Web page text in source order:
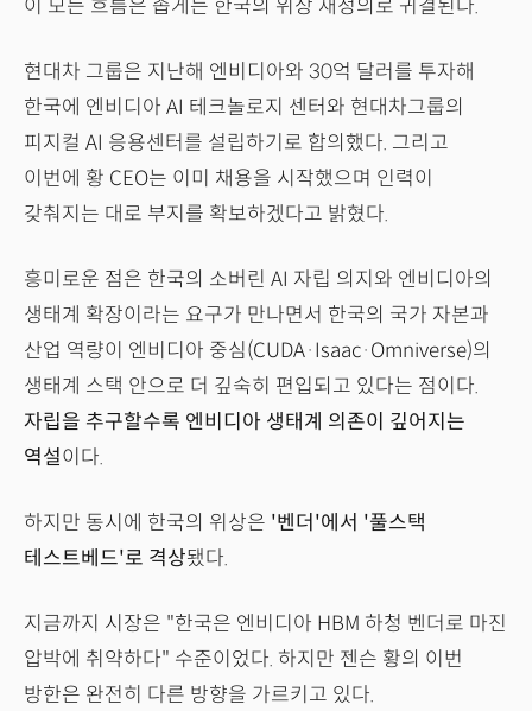
이 모든 흐름은 좁게는 한국의 위상 재정의로 귀결된다.
현대차 그룹은 지난해 엔비디아와 30억 달러를 투자해
한국에 엔비디아 AI 테크놀로지 센터와 현대차그룹의
피지컬 AI 응용센터를 설립하기로 합의했다. 그리고
이번에 황 CEO는 이미 채용을 시작했으며 인력이
갖춰지는 대로 부지를 확보하겠다고 밝혔다.
흥미로운 점은 한국의 소버린 AI 자립 의지와 엔비디아의
생태계 확장이라는 요구가 만나면서 한국의 국가 자본과
산업 역량이 엔비디아 중심(CUDA·Isaac·Omniverse)의
생태계 스택 안으로 더 깊숙히 편입되고 있다는 점이다.
자립을 추구할수록 엔비디아 생태계 의존이 깊어지는
역설이다.
하지만 동시에 한국의 위상은 '벤더'에서 '풀스택
테스트베드'로 격상됐다.
지금까지 시장은 "한국은 엔비디아 HBM 하청 벤더로 마진
압박에 취약하다" 수준이었다. 하지만 젠슨 황의 이번
방한은 완전히 다른 방향을 가르키고 있다.